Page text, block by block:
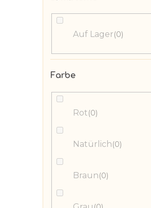
Auf Lager 0
Farbe
Rot 0
Natürlich 0
Braun 0